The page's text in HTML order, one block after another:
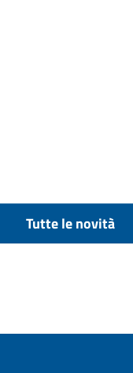
Tutte le novità